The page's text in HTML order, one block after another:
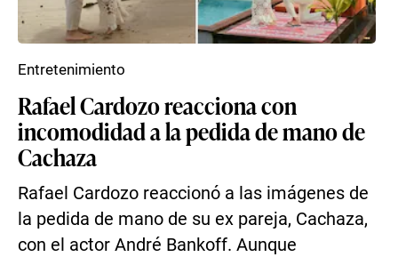
Rafael Cardozo reacciona con
incomodidad a la pedida de mano de
Cachaza
Rafael Cardozo reaccionó a las imágenes de
la pedida de mano de su ex pareja, Cachaza,
con el actor André Bankoff. Aunque
Entretenimiento